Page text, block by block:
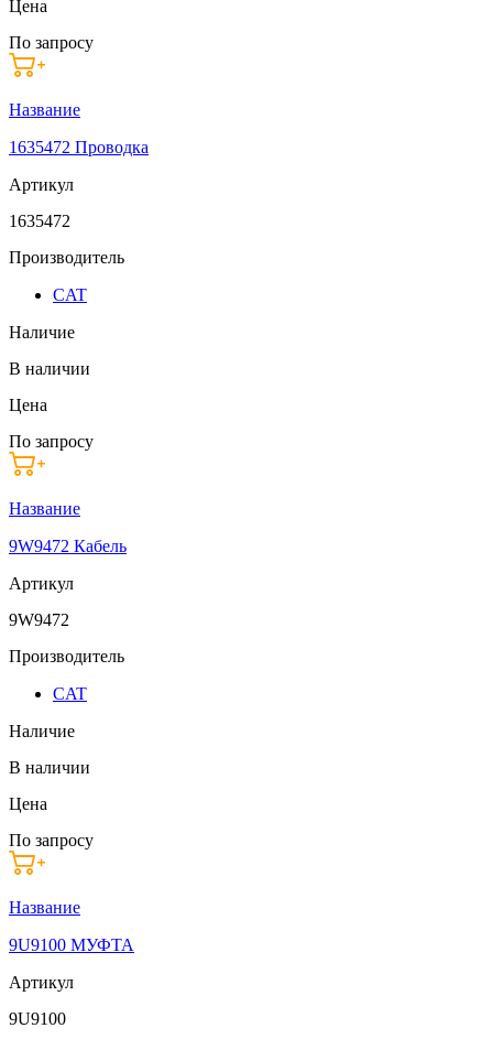
Цена
По запросу
Название
1635472 Проводка
Артикул
1635472
Производитель
CAT
Наличие
В наличии
Цена
По запросу
Название
9W9472 Кабель
Артикул
9W9472
Производитель
CAT
Наличие
В наличии
Цена
По запросу
Название
9U9100 МУФТА
Артикул
9U9100